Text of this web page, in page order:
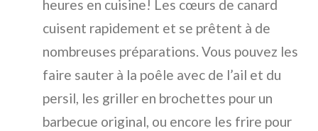
heures en cuisine! Les cœurs de canard
cuisent rapidement et se prêtent à de
nombreuses préparations. Vous pouvez les
faire sauter à la poêle avec de l’ail et du
persil, les griller en brochettes pour un
barbecue original, ou encore les frire pour